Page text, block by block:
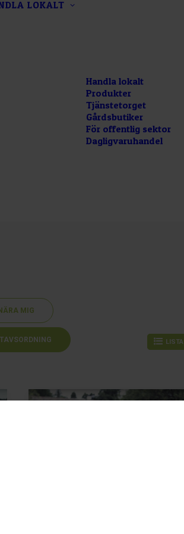
LOKALT
Handla lokalt
Produkter
Tjänstetorget
Gårdsbutiker
För offentlig sektor
Dagligvaruhandel
MIG
LISTA